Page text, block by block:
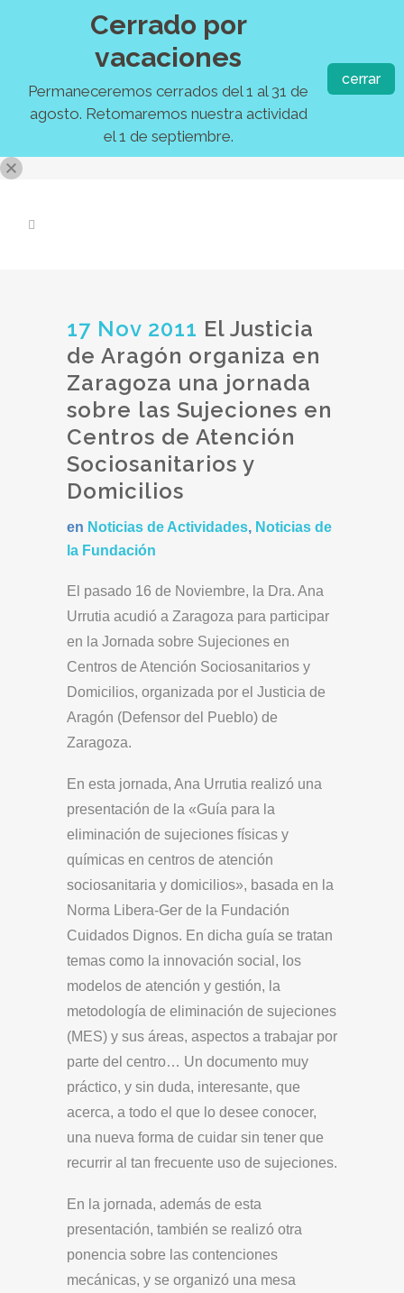
17 Nov 2011 El Justicia
de Aragón organiza en
Zaragoza una jornada
sobre las Sujeciones en
Centros de Atención
Sociosanitarios y
Domicilios
en Noticias de Actividades, Noticias de
la Fundación
El pasado 16 de Noviembre, la Dra. Ana
Urrutia acudió a Zaragoza para participar
en la Jornada sobre Sujeciones en
Centros de Atención Sociosanitarios y
Domicilios, organizada por el Justicia de
Aragón (Defensor del Pueblo) de
Zaragoza.
En esta jornada, Ana Urrutia realizó una
presentación de la «Guía para la
eliminación de sujeciones físicas y
químicas en centros de atención
sociosanitaria y domicilios», basada en la
Norma Libera-Ger de la Fundación
Cuidados Dignos. En dicha guía se tratan
temas como la innovación social, los
modelos de atención y gestión, la
metodología de eliminación de sujeciones
(MES) y sus áreas, aspectos a trabajar por
parte del centro… Un documento muy
práctico, y sin duda, interesante, que
acerca, a todo el que lo desee conocer,
una nueva forma de cuidar sin tener que
recurrir al tan frecuente uso de sujeciones.
En la jornada, además de esta
presentación, también se realizó otra
ponencia sobre las contenciones
mecánicas, y se organizó una mesa
Cerrado por
vacaciones
Permaneceremos cerrados del 1 al 31 de
agosto. Retomaremos nuestra actividad
el 1 de septiembre.
cerrar